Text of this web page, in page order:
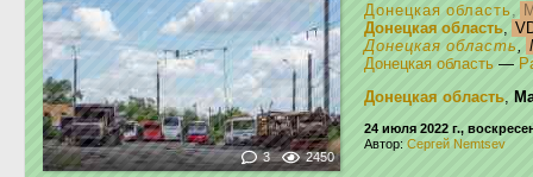
3 2450
Донецкая область,
Донецкая область,
Донецкая область,
Донецкая область —
Донецкая область,
24 июля 2022 г.,
Автор: Сергей Nemtsev